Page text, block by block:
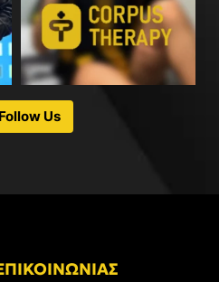
Follow Us